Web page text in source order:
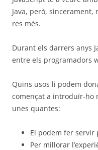
Java, però,
res més.
Durant els darrers anys
entre els programadors
Quins usos li podem
començat a introduïr-ho
unes quantes:
El podem fer servir
Per millorar